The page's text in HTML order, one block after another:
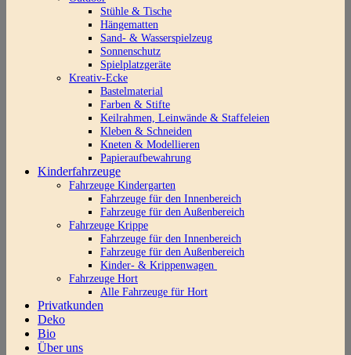
Stühle & Tische
Hängematten
Sand- & Wasserspielzeug
Sonnenschutz
Spielplatzgeräte
Kreativ-Ecke
Bastelmaterial
Farben & Stifte
Keilrahmen, Leinwände & Staffeleien
Kleben & Schneiden
Kneten & Modellieren
Papieraufbewahrung
Kinderfahrzeuge
Fahrzeuge Kindergarten
Fahrzeuge für den Innenbereich
Fahrzeuge für den Außenbereich
Fahrzeuge Krippe
Fahrzeuge für den Innenbereich
Fahrzeuge für den Außenbereich
Kinder- & Krippenwagen
Fahrzeuge Hort
Alle Fahrzeuge für Hort
Privatkunden
Deko
Bio
Über uns